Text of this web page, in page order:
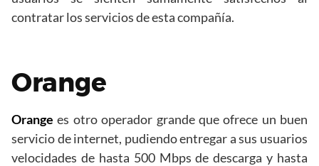
contratar los servicios de esta compañía.
Orange
Orange es otro operador grande que ofrece un buen
servicio de internet, pudiendo entregar a sus usuarios
velocidades de hasta 500 Mbps de descarga y hasta